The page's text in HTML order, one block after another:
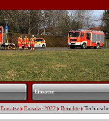
Einsätze
Einsätze Einsätze 2022 Berichte